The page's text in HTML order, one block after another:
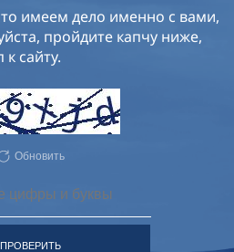
имеем дело именно с вами,
пройдите капчу ниже,
сайту.
Обновить
ПРОВЕРИТЬ